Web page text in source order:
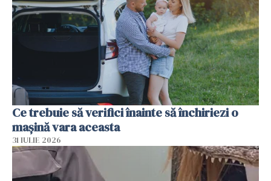
Ce trebuie să verifici înainte să închiriezi o
mașină vara aceasta
31 IULIE 2026